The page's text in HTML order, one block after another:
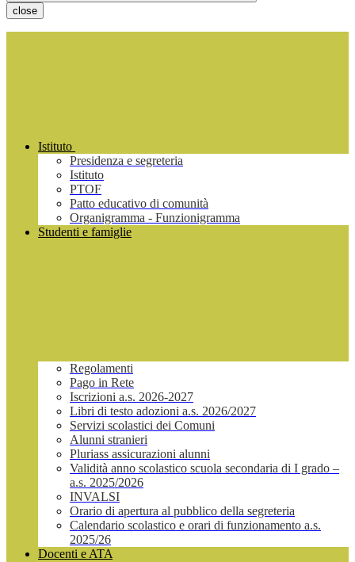
close
Istituto
Presidenza e segreteria
Istituto
PTOF
Patto educativo di comunità
Organigramma - Funzionigramma
Studenti e famiglie
Regolamenti
Pago in Rete
Iscrizioni a.s. 2026-2027
Libri di testo adozioni a.s. 2026/2027
Servizi scolastici dei Comuni
Alunni stranieri
Pluriass assicurazioni alunni
Validità anno scolastico scuola secondaria di I grado –
a.s. 2025/2026
INVALSI
Orario di apertura al pubblico della segreteria
Calendario scolastico e orari di funzionamento a.s.
2025/26
Docenti e ATA